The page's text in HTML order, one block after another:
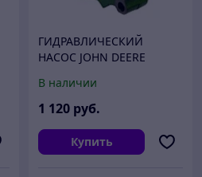
ГИДРАВЛИЧЕСКИЙ
НАСОС JOHN DEERE
RE210847)
В наличии
1 120 руб.
Купить